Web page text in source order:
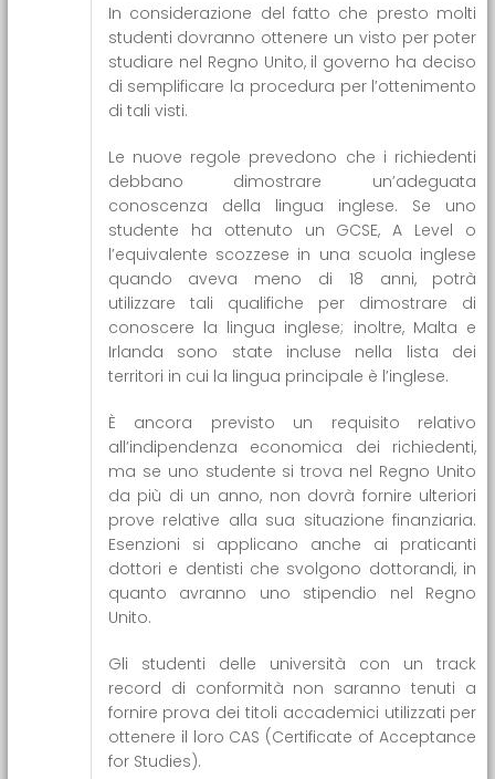
In considerazione del fatto che presto molti
studenti dovranno ottenere un visto per poter
studiare nel Regno Unito, il governo ha deciso
di semplificare la procedura per l’ottenimento
di tali visti.
Le nuove regole prevedono che i richiedenti
debbano dimostrare un’adeguata
conoscenza della lingua inglese. Se uno
studente ha ottenuto un GCSE, A Level o
l’equivalente scozzese in una scuola inglese
quando aveva meno di 18 anni, potrà
utilizzare tali qualifiche per dimostrare di
conoscere la lingua inglese; inoltre, Malta e
Irlanda sono state incluse nella lista dei
territori in cui la lingua principale è l’inglese.
È ancora previsto un requisito relativo
all’indipendenza economica dei richiedenti,
ma se uno studente si trova nel Regno Unito
da più di un anno, non dovrà fornire ulteriori
prove relative alla sua situazione finanziaria.
Esenzioni si applicano anche ai praticanti
dottori e dentisti che svolgono dottorandi, in
quanto avranno uno stipendio nel Regno
Unito.
Gli studenti delle università con un track
record di conformità non saranno tenuti a
fornire prova dei titoli accademici utilizzati per
ottenere il loro CAS (Certificate of Acceptance
for Studies).